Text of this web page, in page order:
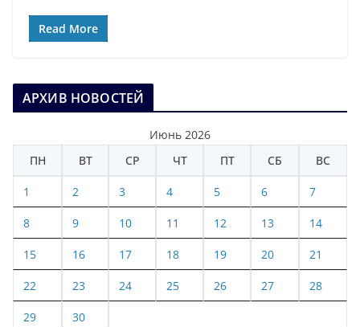
Read More
АРХИВ НОВОСТЕЙ
Июнь 2026
ПН
ВТ СР ЧТ ПТ СБ ВС
1 2 3 4 5 6 7
8 9 10 11 12 13 14
15 16 17 18 19 20 21
22 23 24 25 26 27 28
29 30